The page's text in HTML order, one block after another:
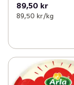
89,50 kr
89,50 kr /kg